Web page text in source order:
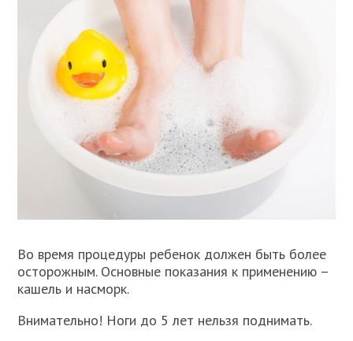
Во время процедуры ребенок должен быть более
осторожным. Основные показания к применению –
кашель и насморк.
Внимательно! Ноги до 5 лет нельзя поднимать.